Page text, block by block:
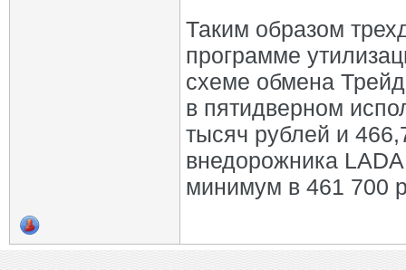
Таким образом
программе
схеме обмена
в пятидверном
тысяч рублей и
внедорожника
минимум в 461 700